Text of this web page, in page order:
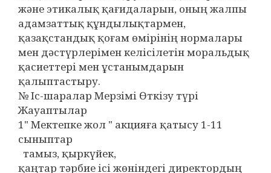
және этикалық қағидаларын, оның жалпы
адамзаттық құндылықтармен,
қазақстандық қоғам өмірінің нормалары
мен дәстүрлерімен келісілетін моральдық
қасиеттері мен ұстанымдарын
қалыптастыру.
№ Іс-шаралар Мерзімі Өткізу түрі
Жауаптылар
1" Мектепке жол " акцияға қатысу 1-11
сыныптар
тамыз, қыркүйек,
қаңтар тәрбие ісі жөніндегі директордың